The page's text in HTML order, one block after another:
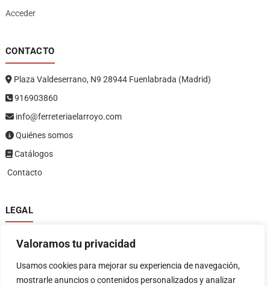
Valoramos tu privacidad
Usamos cookies para mejorar su experiencia de navegación,
mostrarle anuncios o contenidos personalizados y analizar
Acceder
CONTACTO
Plaza Valdeserrano, N9 28944 Fuenlabrada (Madrid)
916903860
info@ferreteriaelarroyo.com
Quiénes somos
Catálogos
Contacto
LEGAL
Política de privacidad
Política de devoluciones y reembolsos
Términos y condiciones